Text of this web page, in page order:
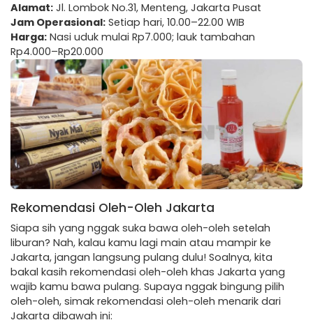
Alamat: Jl. Lombok No.31, Menteng, Jakarta Pusat
Jam Operasional: Setiap hari, 10.00–22.00 WIB
Harga: Nasi uduk mulai Rp7.000; lauk tambahan
Rp4.000–Rp20.000
Rekomendasi Oleh-Oleh Jakarta
Siapa sih yang nggak suka bawa oleh-oleh setelah
liburan? Nah, kalau kamu lagi main atau mampir ke
Jakarta, jangan langsung pulang dulu! Soalnya, kita
bakal kasih rekomendasi oleh-oleh khas Jakarta yang
wajib kamu bawa pulang. Supaya nggak bingung pilih
oleh-oleh, simak rekomendasi oleh-oleh menarik dari
Jakarta dibawah ini: